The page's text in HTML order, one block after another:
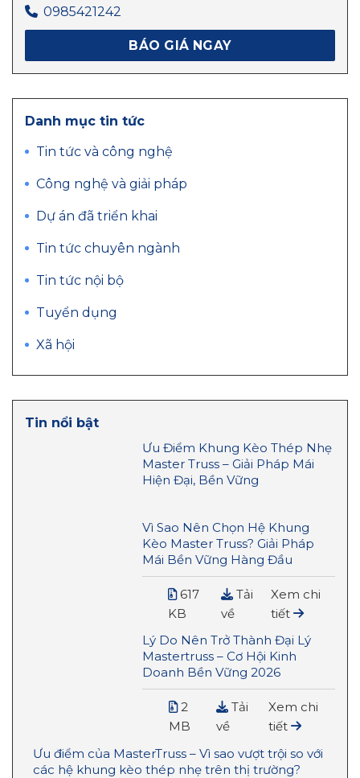
0985421242
BÁO GIÁ NGAY
Danh mục tin tức
Tin tức và công nghệ
Công nghệ và giải pháp
Dự án đã triển khai
Tin tức chuyên ngành
Tin tức nội bộ
Tuyển dụng
Xã hội
Tin nổi bật
Ưu Điểm Khung Kèo Thép Nhẹ
Master Truss – Giải Pháp Mái
Hiện Đại, Bền Vững
Vì Sao Nên Chọn Hệ Khung
Kèo Master Truss? Giải Pháp
Mái Bền Vững Hàng Đầu
617
KB
Tải
về
Xem chi
tiết
Lý Do Nên Trở Thành Đại Lý
Mastertruss – Cơ Hội Kinh
Doanh Bền Vững 2026
2
MB
Tải
về
Xem chi
tiết
Ưu điểm của MasterTruss – Vì sao vượt trội so với
các hệ khung kèo thép nhẹ trên thị trường?